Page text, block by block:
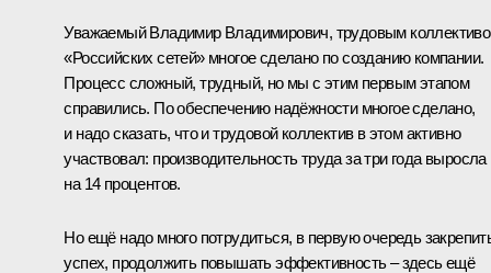
Уважаемый Владимир Владимирович, трудовым
«Российских сетей» многое сделано по созданию компании.
Процесс сложный, трудный, но мы с этим первым этапом
справились. По обеспечению надёжности многое сделано,
и надо сказать, что и трудовой коллектив в этом активно
участвовал: производительность труда за три года выросла
на 14 процентов.
Но ещё надо много потрудиться, в первую очередь
успех, продолжить повышать эффективность – здесь ещё